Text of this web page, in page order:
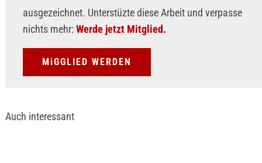
ausgezeichnet. Unterstüzte diese Arbeit und verpasse
nichts mehr: Werde jetzt Mitglied.
MiGGLIED WERDEN
Auch interessant